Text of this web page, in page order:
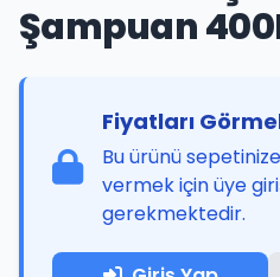
Şampuan
Fiyatları
Bu ürünü
vermek için üye
gerekmektedir.